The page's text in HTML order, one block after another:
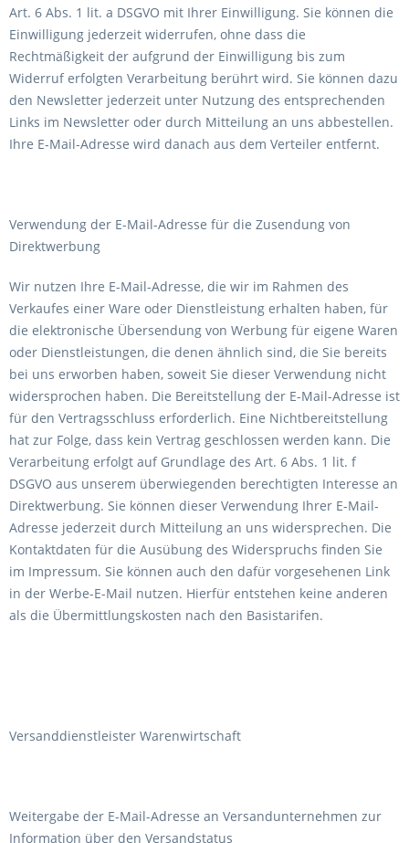
Art. 6 Abs. 1 lit. a DSGVO mit Ihrer Einwilligung. Sie können die
Einwilligung jederzeit widerrufen, ohne dass die
Rechtmäßigkeit der aufgrund der Einwilligung bis zum
Widerruf erfolgten Verarbeitung berührt wird. Sie können dazu
den Newsletter jederzeit unter Nutzung des entsprechenden
Links im Newsletter oder durch Mitteilung an uns abbestellen.
Ihre E-Mail-Adresse wird danach aus dem Verteiler entfernt.
Verwendung der E-Mail-Adresse für die Zusendung von
Direktwerbung
Wir nutzen Ihre E-Mail-Adresse, die wir im Rahmen des
Verkaufes einer Ware oder Dienstleistung erhalten haben, für
die elektronische Übersendung von Werbung für eigene Waren
oder Dienstleistungen, die denen ähnlich sind, die Sie bereits
bei uns erworben haben, soweit Sie dieser Verwendung nicht
widersprochen haben. Die Bereitstellung der E-Mail-Adresse ist
für den Vertragsschluss erforderlich. Eine Nichtbereitstellung
hat zur Folge, dass kein Vertrag geschlossen werden kann. Die
Verarbeitung erfolgt auf Grundlage des Art. 6 Abs. 1 lit. f
DSGVO aus unserem überwiegenden berechtigten Interesse an
Direktwerbung. Sie können dieser Verwendung Ihrer E-Mail-
Adresse jederzeit durch Mitteilung an uns widersprechen. Die
Kontaktdaten für die Ausübung des Widerspruchs finden Sie
im Impressum. Sie können auch den dafür vorgesehenen Link
in der Werbe-E-Mail nutzen. Hierfür entstehen keine anderen
als die Übermittlungskosten nach den Basistarifen.
Versanddienstleister Warenwirtschaft
Weitergabe der E-Mail-Adresse an Versandunternehmen zur
Information über den Versandstatus